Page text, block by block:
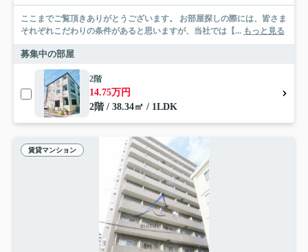
ここまでご覧頂きありがとうございます。 お部屋探しの際には、皆さま
それぞれこだわりの条件があると思いますが、当社では【... もっと見る
募集中の部屋
2階
14.75万円
2階 / 38.34㎡ / 1LDK
賃貸マンション